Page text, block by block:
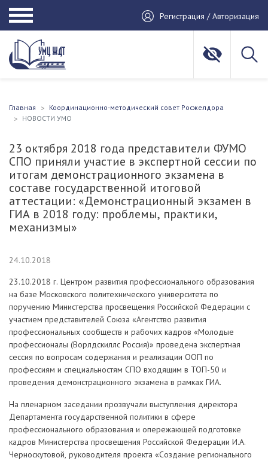
Регистрация / Авторизация
Главная
Координационно-методический совет Росжелдора
НОВОСТИ УМО
23 октября 2018 года представители ФУМО
СПО приняли участие в экспертной сессии по
итогам демонстрационного экзамена в
составе государственной итоговой
аттестации: «Демонстрационный экзамен в
ГИА в 2018 году: проблемы, практики,
механизмы»
24.10.2018
23.10.2018 г. Центром развития профессионального образования
на базе Московского политехнического университета по
поручению Министерства просвещения Российской Федерации с
участием представителей Союза «Агентство развития
профессиональных сообществ и рабочих кадров «Молодые
профессионалы (Ворлдскиллс Россия)» проведена экспертная
сессия по вопросам содержания и реализации ООП по
профессиям и специальностям СПО входящим в ТОП-50 и
проведения демонстрационного экзамена в рамках ГИА.
На пленарном заседании прозвучали выступления директора
Департамента государственной политики в сфере
профессионального образования и опережающей подготовке
кадров Министерства просвещения Российской Федерации И.А.
Черноскутовой, руководителя проекта «Создание регионального